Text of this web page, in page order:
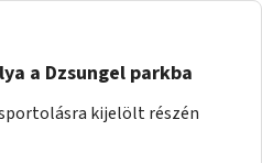
a Dzsungel parkba
kijelölt részén